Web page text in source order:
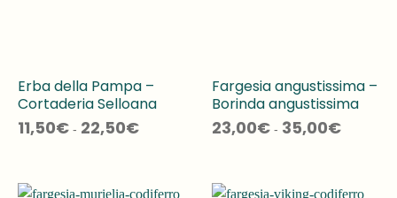
Erba della Pampa –
Cortaderia Selloana
11,50€ - 22,50€di
22,50€
Fargesia angustissima –
Borinda angustissima
23,00€ - 35,00€di
35,00€